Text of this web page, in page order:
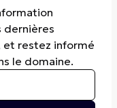
dernières
et restez informé
le domaine.